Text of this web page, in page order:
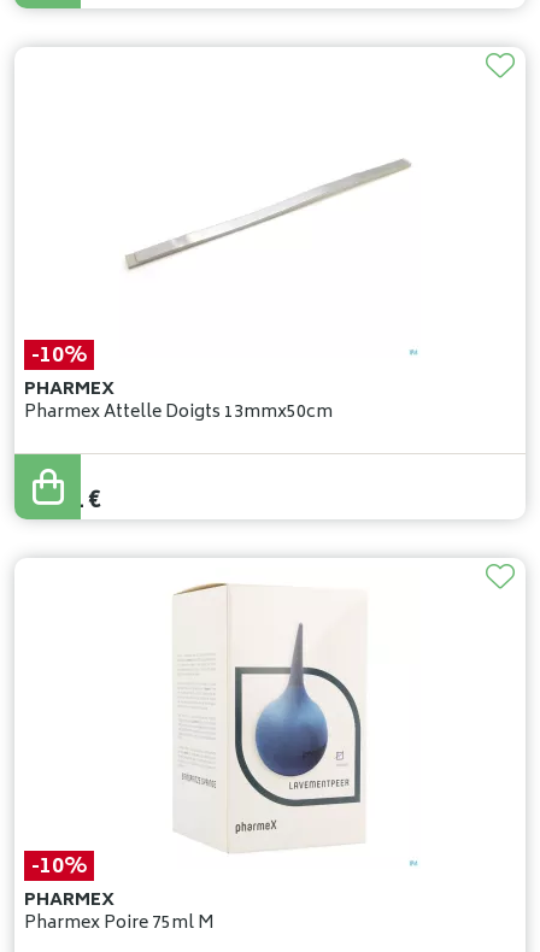
-10%
PHARMEX
Pharmex Attelle Doigts 13mmx50cm
14,79
13,31€
-10%
PHARMEX
Pharmex Poire 75ml M